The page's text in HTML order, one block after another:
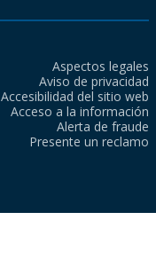
Aspectos legales
Aviso de privacidad
Accesibilidad del sitio web
Acceso a la información
Alerta de fraude
Presente un reclamo